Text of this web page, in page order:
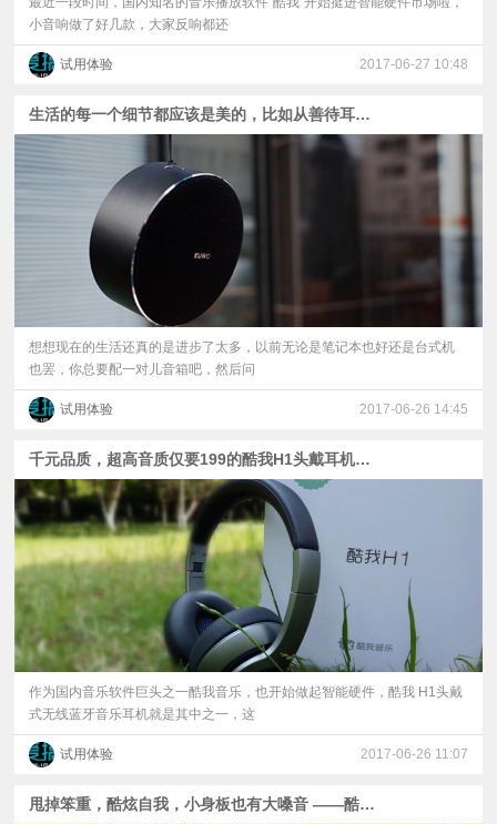
小音响做了好几款，大家反响都还
试用体验 2017-06-27 10:48
生活的每一个细节都应该是美的，比如从善待耳朵开始－－－酷我蓝牙音箱体验分享
想想现在的生活还真的是进步了太多，以前无论是笔记本也好还是台式机
也罢，你总要配一对儿音箱吧，然后问
试用体验 2017-06-26 14:45
千元品质，超高音质仅要199的酷我H1头戴耳机体验
作为国内音乐软件巨头之一酷我音乐，也开始做起智能硬件，酷我 H1头戴
式无线蓝牙音乐耳机就是其中之一，这
试用体验 2017-06-26 11:07
甩掉笨重，酷炫自我，小身板也有大嗓音 ——酷我无线环绕立体声音响（S7 pro）体验